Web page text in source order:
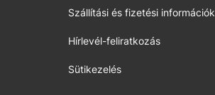
Szállítási és fizetési információk
Hírlevél-feliratkozás
Sütikezelés